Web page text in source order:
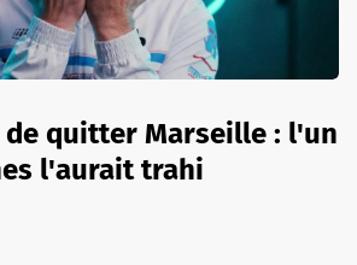
quitter Marseille : l'un
l'aurait trahi